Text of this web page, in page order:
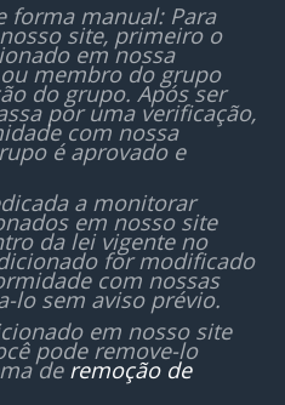
forma manual: Para
site, primeiro o
em nossa
membro do grupo
do grupo. Após ser
por uma verificação,
com nossa
é aprovado e
a monitorar
em nosso site
da lei vigente no
for modificado
com nossas
lo sem aviso prévio.
em nosso site
pode remove-lo
de remoção de